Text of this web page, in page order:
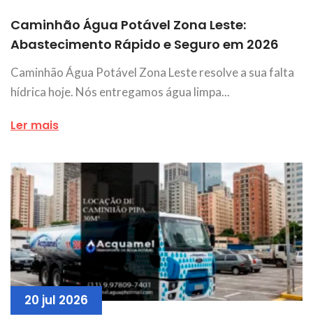
Caminhão Água Potável Zona Leste:
Abastecimento Rápido e Seguro em 2026
Caminhão Água Potável Zona Leste resolve a sua falta
hídrica hoje. Nós entregamos água limpa...
Ler mais
20 jul 2026